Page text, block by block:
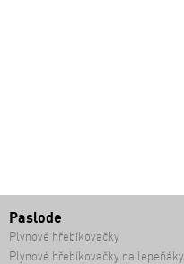
Paslode
Plynové hřebíkovačky
Plynové hřebíkovačky na lepeňáky